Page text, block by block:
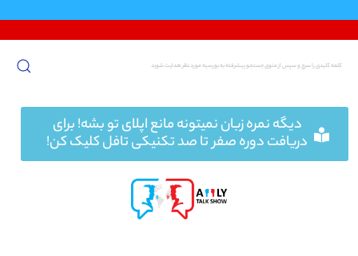
پرش
به
دیگه نمره زبان نمیتونه مانع اپلای تو بشه! برای
دریافت دوره صفر تا صد تکنیکی تافل کلیک کن!